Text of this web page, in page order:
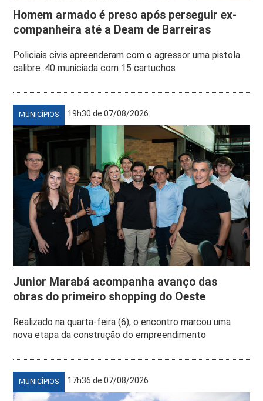
Homem armado é preso após perseguir ex-
companheira até a Deam de Barreiras
Policiais civis apreenderam com o agressor uma pistola
calibre .40 municiada com 15 cartuchos
MUNICÍPIOS 19h30 de 07/08/2026
Junior Marabá acompanha avanço das
obras do primeiro shopping do Oeste
Realizado na quarta-feira (6), o encontro marcou uma
nova etapa da construção do empreendimento
MUNICÍPIOS 17h36 de 07/08/2026